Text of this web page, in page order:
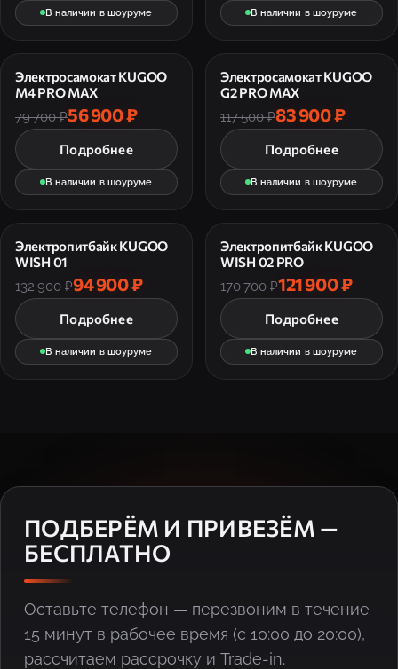
В наличии в шоуруме В наличии в шоуруме
Электросамокат KUGOO
M4 PRO MAX
79 700 ₽56 900 ₽
Подробнее
В наличии в шоуруме
Электросамокат KUGOO
G2 PRO MAX
117 500 ₽83 900 ₽
Подробнее
В наличии в шоуруме
Электропитбайк KUGOO
WISH 01
132 900 ₽94 900 ₽
Подробнее
В наличии в шоуруме
Электропитбайк KUGOO
WISH 02 PRO
170 700 ₽121 900 ₽
Подробнее
В наличии в шоуруме
ПОДБЕРЁМ И ПРИВЕЗЁМ —
БЕСПЛАТНО
Оставьте телефон — перезвоним в течение
15 минут в рабочее время (с 10:00 до 20:00),
рассчитаем рассрочку и Trade-in.